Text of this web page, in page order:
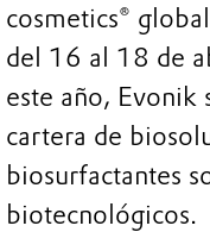
cosmetics®
del 16 al 18 de
este año, Evonik
cartera de
biosurfactantes
biotecnológicos.